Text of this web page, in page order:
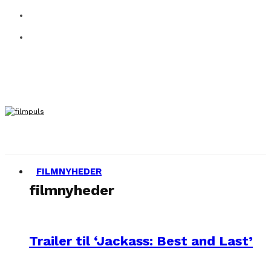
FILMNYHEDER
filmnyheder
Trailer til ‘Jackass: Best and Last’